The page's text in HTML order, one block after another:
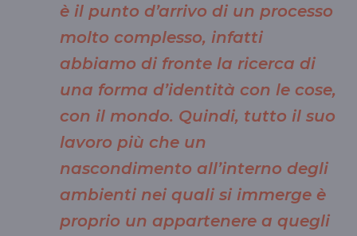
è il punto d’arrivo di un processo
molto complesso, infatti
abbiamo di fronte la ricerca di
una forma d’identità con le cose,
con il mondo. Quindi, tutto il suo
lavoro più che un
nascondimento all’interno degli
ambienti nei quali si immerge è
proprio un appartenere a quegli